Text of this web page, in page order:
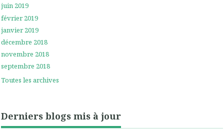
juin 2019
février 2019
janvier 2019
décembre 2018
novembre 2018
septembre 2018
Toutes les archives
Derniers blogs mis à jour